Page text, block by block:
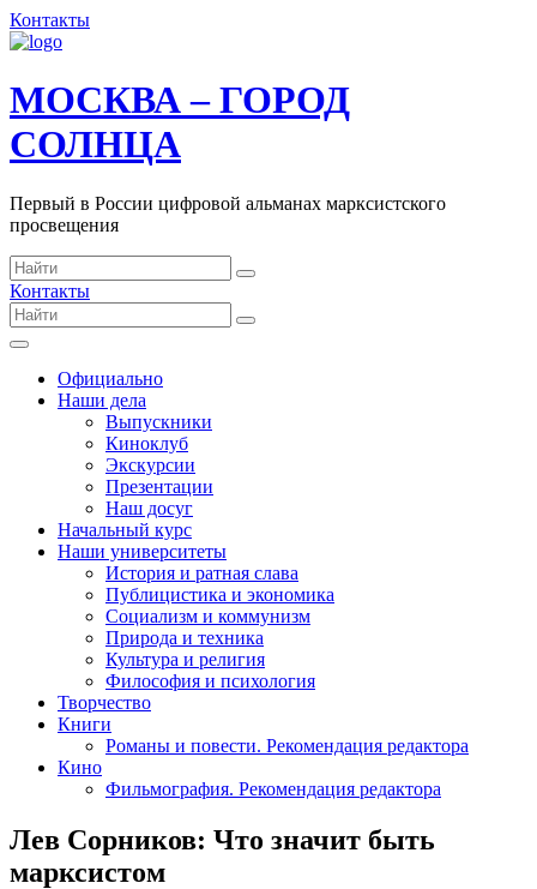
Контакты
МОСКВА – ГОРОД
СОЛНЦА
Первый в России цифровой альманах марксистского
просвещения
Контакты
Официально
Наши дела
Выпускники
Киноклуб
Экскурсии
Презентации
Наш досуг
Начальный курс
Наши университеты
История и ратная слава
Публицистика и экономика
Социализм и коммунизм
Природа и техника
Культура и религия
Философия и психология
Творчество
Книги
Романы и повести. Рекомендация редактора
Кино
Фильмография. Рекомендация редактора
Лев Сорников: Что значит быть
марксистом